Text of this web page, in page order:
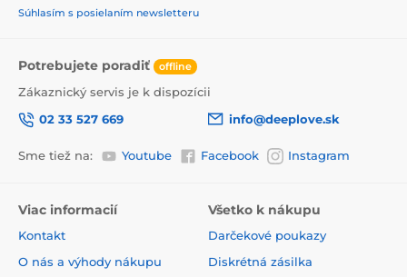
Súhlasím s posielaním newsletteru
Potrebujete poradiť offline
Zákaznický servis je k dispozícii
02 33 527 669
info@deeplove.sk
Sme tiež na: Youtube Facebook Instagram
Viac informacií
Kontakt
O nás a výhody nákupu
Všetko k nákupu
Darčekové poukazy
Diskrétná zásilka